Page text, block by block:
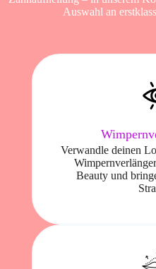
Auswahl an
Verwandle deinen
Beauty und